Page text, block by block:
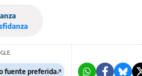
fuente preferida